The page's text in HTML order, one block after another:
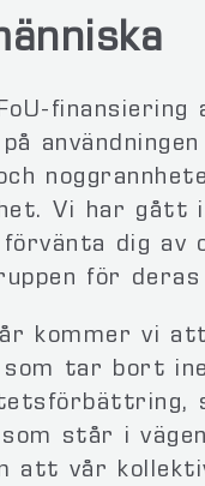
finansiering
Vi har gått
förvänta dig
för
kommer vi
tar bort
som står i
att vår